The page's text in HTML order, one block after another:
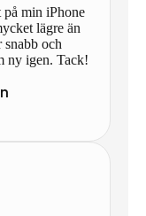
på min iPhone
lägre än
snabb och
ny igen. Tack!